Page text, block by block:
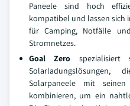
Paneele sind hoch
kompatibel und lassen sich
für Camping, Notfälle
Stromnetzes.
Goal Zero spezialisiert
Solarpaneele mit seinen
kombinieren, um ein